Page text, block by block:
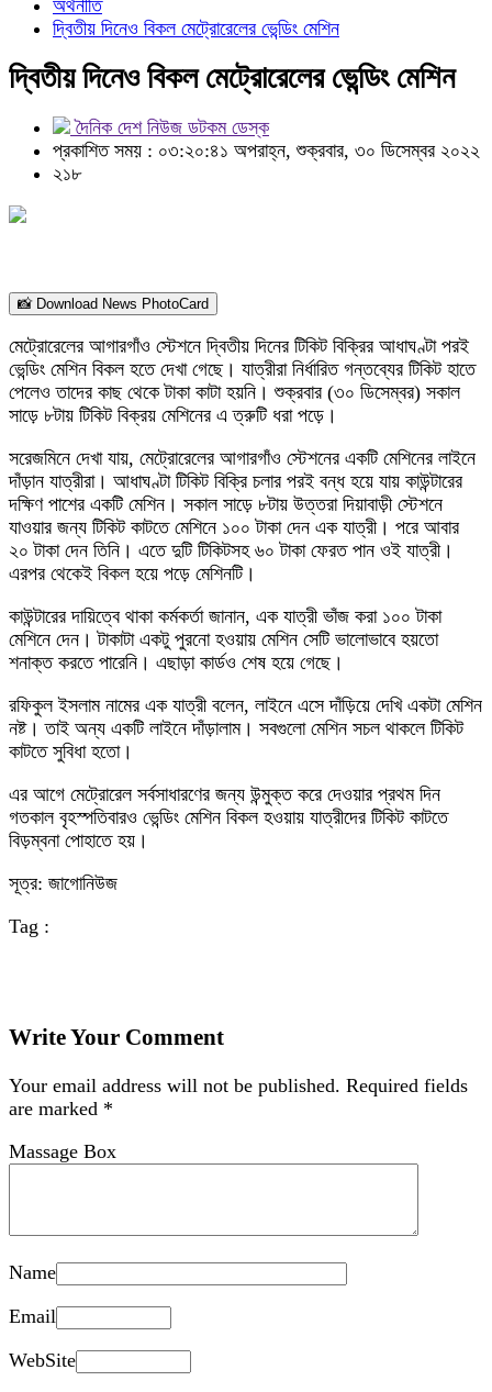
অর্থনীতি
দ্বিতীয় দিনেও বিকল মেট্রোরেলের ভেন্ডিং মেশিন
দ্বিতীয় দিনেও বিকল মেট্রোরেলের ভেন্ডিং মেশিন
দৈনিক দেশ নিউজ ডটকম ডেস্ক
প্রকাশিত সময় : ০৩:২০:৪১ অপরাহ্ন, শুক্রবার, ৩০ ডিসেম্বর ২০২২
২১৮
📸 Download News PhotoCard
মেট্রোরেলের আগারগাঁও স্টেশনে দ্বিতীয় দিনের টিকিট বিক্রির আধাঘণ্টা পরই
ভেন্ডিং মেশিন বিকল হতে দেখা গেছে। যাত্রীরা নির্ধারিত গন্তব্যের টিকিট হাতে
পেলেও তাদের কাছ থেকে টাকা কাটা হয়নি। শুক্রবার (৩০ ডিসেম্বর) সকাল
সাড়ে ৮টায় টিকিট বিক্রয় মেশিনের এ ত্রুটি ধরা পড়ে।
সরেজমিনে দেখা যায়, মেট্রোরেলের আগারগাঁও স্টেশনের একটি মেশিনের লাইনে
দাঁড়ান যাত্রীরা। আধাঘণ্টা টিকিট বিক্রি চলার পরই বন্ধ হয়ে যায় কাউন্টারের
দক্ষিণ পাশের একটি মেশিন। সকাল সাড়ে ৮টায় উত্তরা দিয়াবাড়ী স্টেশনে
যাওয়ার জন্য টিকিট কাটতে মেশিনে ১০০ টাকা দেন এক যাত্রী। পরে আবার
২০ টাকা দেন তিনি। এতে দুটি টিকিটসহ ৬০ টাকা ফেরত পান ওই যাত্রী।
এরপর থেকেই বিকল হয়ে পড়ে মেশিনটি।
কাউন্টারের দায়িত্বে থাকা কর্মকর্তা জানান, এক যাত্রী ভাঁজ করা ১০০ টাকা
মেশিনে দেন। টাকাটা একটু পুরনো হওয়ায় মেশিন সেটি ভালোভাবে হয়তো
শনাক্ত করতে পারেনি। এছাড়া কার্ডও শেষ হয়ে গেছে।
রফিকুল ইসলাম নামের এক যাত্রী বলেন, লাইনে এসে দাঁড়িয়ে দেখি একটা মেশিন
নষ্ট। তাই অন্য একটি লাইনে দাঁড়ালাম। সবগুলো মেশিন সচল থাকলে টিকিট
কাটতে সুবিধা হতো।
এর আগে মেট্রোরেল সর্বসাধারণের জন্য উন্মুক্ত করে দেওয়ার প্রথম দিন
গতকাল বৃহস্পতিবারও ভেন্ডিং মেশিন বিকল হওয়ায় যাত্রীদের টিকিট কাটতে
বিড়ম্বনা পোহাতে হয়।
সূত্র: জাগোনিউজ
Tag :
Write Your Comment
Your email address will not be published. Required fields
are marked *
Massage Box
Name
Email
WebSite